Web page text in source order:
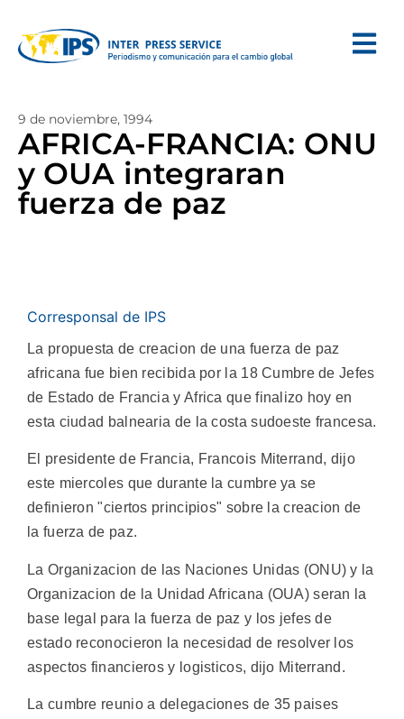
9 de noviembre, 1994
AFRICA-FRANCIA: ONU
y OUA integraran
fuerza de paz
Corresponsal de IPS
La propuesta de creacion de una fuerza de paz
africana fue bien recibida por la 18 Cumbre de Jefes
de Estado de Francia y Africa que finalizo hoy en
esta ciudad balnearia de la costa sudoeste francesa.
El presidente de Francia, Francois Miterrand, dijo
este miercoles que durante la cumbre ya se
definieron "ciertos principios" sobre la creacion de
la fuerza de paz.
La Organizacion de las Naciones Unidas (ONU) y la
Organizacion de la Unidad Africana (OUA) seran la
base legal para la fuerza de paz y los jefes de
estado reconocieron la necesidad de resolver los
aspectos financieros y logisticos, dijo Miterrand.
La cumbre reunio a delegaciones de 35 paises